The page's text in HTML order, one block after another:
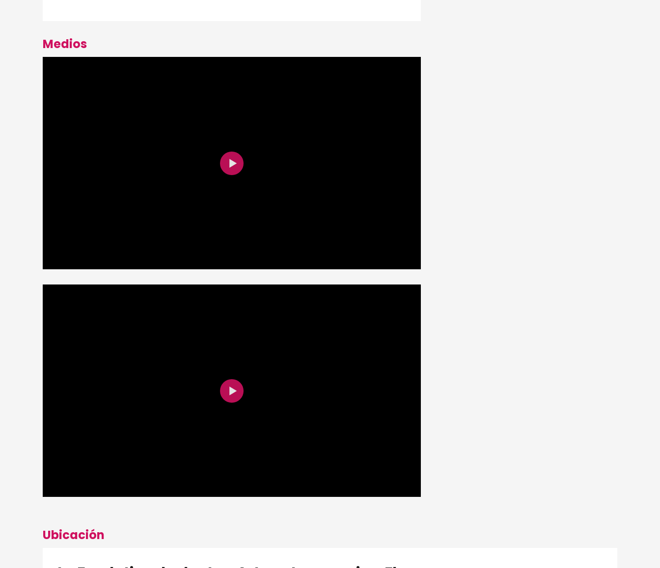
Medios
Ubicación